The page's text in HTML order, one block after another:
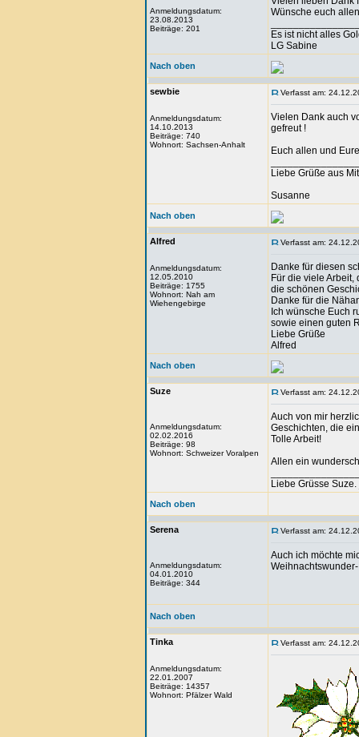
Anmeldungsdatum:
23.08.2013
Beiträge: 201
Wünsche euch
Es ist nicht alles
LG Sabine
Nach oben
sewbie
Anmeldungsdatum:
14.10.2013
Beiträge: 740
Wohnort: Sachsen-Anhalt
Verfasst am:
Vielen Dank auch
gefreut !
Euch allen und
Liebe Grüße aus
Susanne
Nach oben
Alfred
Anmeldungsdatum:
12.05.2010
Beiträge: 1755
Wohnort: Nah am
Wiehengebirge
Verfasst am:
Danke für diesen
Für die viele
die schönen
Danke für die
Ich wünsche Euch
sowie einen guten
Liebe Grüße
Alfred
Nach oben
Suze
Anmeldungsdatum:
02.02.2016
Beiträge: 98
Wohnort: Schweizer Voralpen
Verfasst am:
Auch von mir
Geschichten, die
Tolle Arbeit!
Allen ein
Liebe Grüsse
Nach oben
Serena
Anmeldungsdatum:
04.01.2010
Beiträge: 344
Verfasst am:
Auch ich möchte
Nach oben
Tinka
Anmeldungsdatum:
22.01.2007
Beiträge: 14357
Wohnort: Pfälzer Wald
Verfasst am: